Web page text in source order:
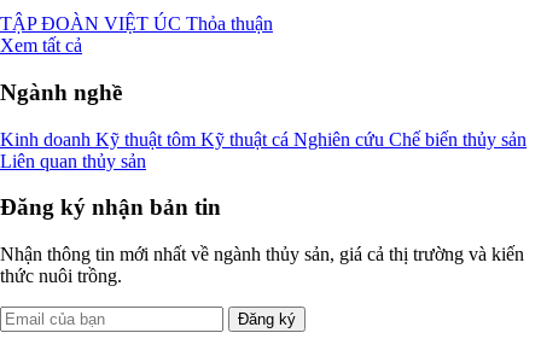
TẬP ĐOÀN VIỆT ÚC Thỏa thuận
Xem tất cả
Ngành nghề
Kinh doanh Kỹ thuật tôm Kỹ thuật cá Nghiên cứu Chế biến thủy sản
Liên quan thủy sản
Đăng ký nhận bản tin
Nhận thông tin mới nhất về ngành thủy sản, giá cả thị trường và kiến
thức nuôi trồng.
Đăng ký